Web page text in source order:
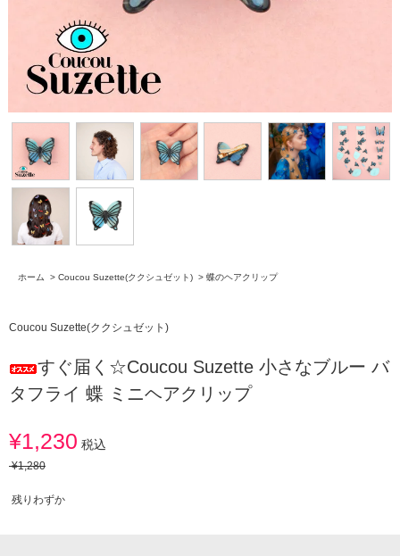
ホーム > Coucou Suzette(ククシュゼット) > 蝶のヘアクリップ
Coucou Suzette(ククシュゼット)
すぐ届く☆Coucou Suzette 小さなブルー バ
タフライ 蝶 ミニヘアクリップ
¥1,230 税込
¥1,280
残りわずか